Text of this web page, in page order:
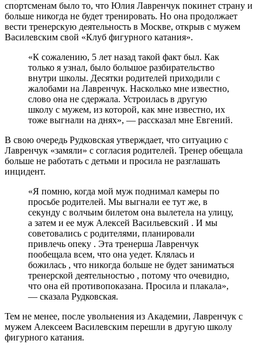
спортсменам было то, что Юлия Лавренчук покинет страну и
больше никогда не будет тренировать. Но она продолжает
вести тренерскую деятельность в Москве, открыв с мужем
Василевским свой «Клуб фигурного катания».
«К сожалению, 5 лет назад такой факт был. Как
только я узнал, было большое разбирательство
внутри школы. Десятки родителей приходили с
жалобами на Лавренчук. Насколько мне известно,
слово она не сдержала. Устроилась в другую
школу с мужем, из которой, как мне известно, их
тоже выгнали на днях», — рассказал мне Евгений.
В свою очередь Рудковская утверждает, что ситуацию с
Лавренчук «замяли» с согласия родителей. Тренер обещала
больше не работать с детьми и просила не разглашать
инцидент.
«Я помню, когда мой муж поднимал камеры по
просьбе родителей. Мы выгнали ее тут же, в
секунду с волчьим билетом она вылетела на улицу,
а затем и ее муж Алексей Васильевский . И мы
советовались с родителями, планировали
привлечь опеку . Эта тренерша Лавренчук
пообещала всем, что она уедет. Клялась и
божилась , что никогда больше не будет заниматься
тренерской деятельностью , потому что очевидно,
что она ей противопоказана. Просила и плакала»,
— сказала Рудковская.
Тем не менее, после увольнения из Академии, Лавренчук с
мужем Алексеем Василевским перешли в другую школу
фигурного катания.